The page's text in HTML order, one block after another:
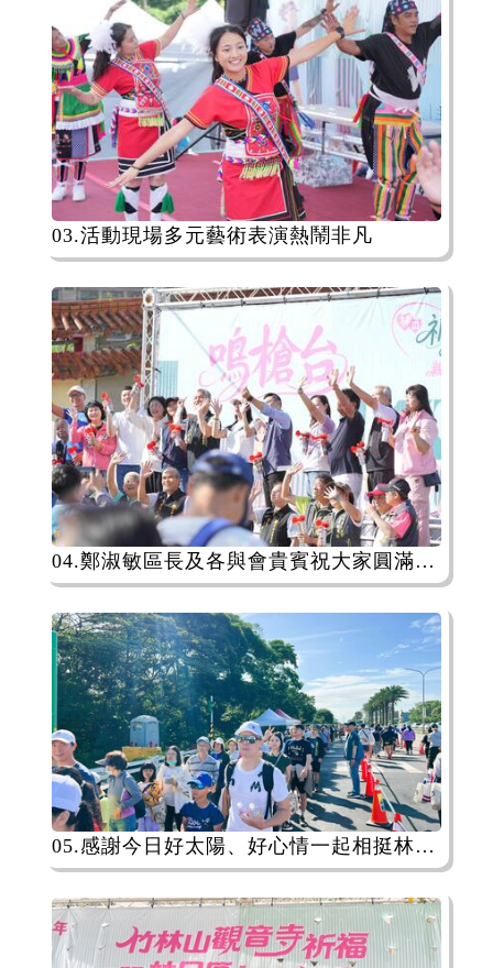
03.活動現場多元藝術表演熱鬧非凡
04.鄭淑敏區長及各與會貴賓祝大家圓滿順利、開心起走
05.感謝今日好太陽、好心情一起相挺林口千人祈福健走